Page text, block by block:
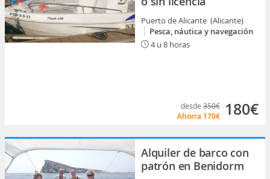
Puerto de Alicante (Alicante)
Pesca, náutica y navegación
4 u 8 horas
desde 350€
Ahorra 170€ 180€
Alquiler de barco con
patrón en Benidorm